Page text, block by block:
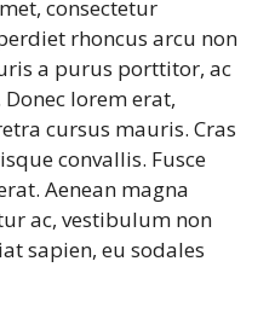
consectetur
rhoncus arcu non
a purus porttitor, ac
lorem erat,
cursus mauris. Cras
convallis. Fusce
Aenean magna
ac, vestibulum non
sapien, eu sodales